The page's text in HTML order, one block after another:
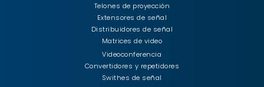
Telones de proyección
Extensores de señal
Distribuidores de señal
Matrices de video
Videoconferencia
Convertidores y repetidores
Swithes de señal